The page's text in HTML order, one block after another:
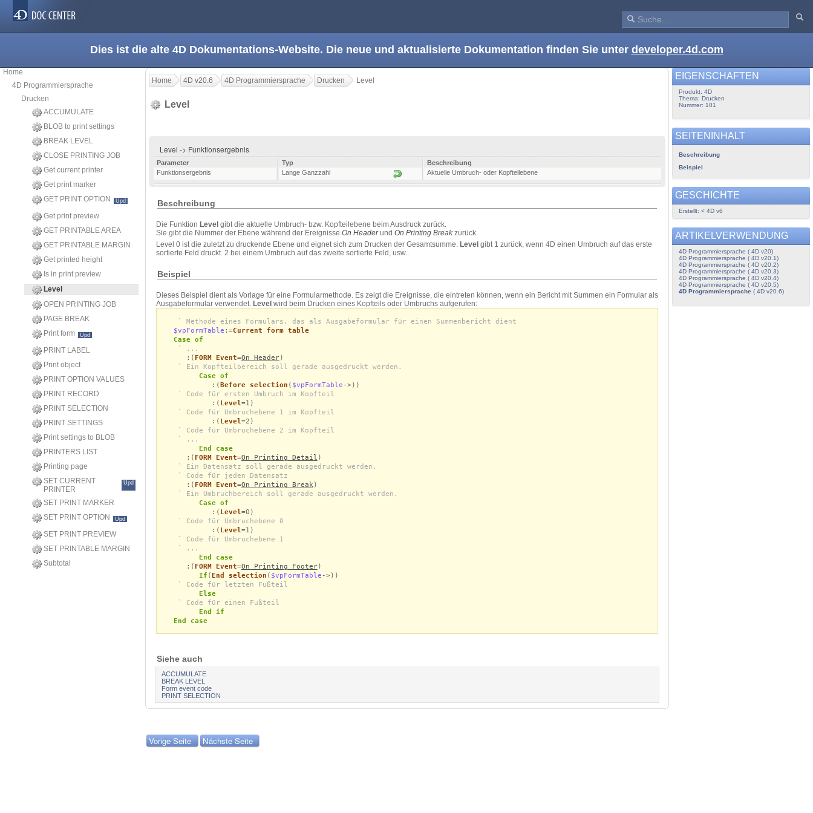
Dies ist die alte 4D Dokumentations-Website. Die neue und aktualisierte Dokumentation finden Sie unter developer.4d.com
Home
4D Programmiersprache
Drucken
ACCUMULATE
BLOB to print settings
BREAK LEVEL
CLOSE PRINTING JOB
Get current printer
Get print marker
GET PRINT OPTION
Upd
Get print preview
GET PRINTABLE AREA
GET PRINTABLE MARGIN
Get printed height
Is in print preview
Level
OPEN PRINTING JOB
PAGE BREAK
Print form
Upd
PRINT LABEL
Print object
PRINT OPTION VALUES
PRINT RECORD
PRINT SELECTION
PRINT SETTINGS
Print settings to BLOB
PRINTERS LIST
Printing page
SET CURRENT
PRINTER
Upd
SET PRINT MARKER
SET PRINT OPTION
Upd
SET PRINT PREVIEW
SET PRINTABLE MARGIN
Subtotal
Home 4D v20.6 4D Programmiersprache Drucken Level
Level
Level -> Funktionsergebnis
Parameter Typ
Beschreibung
Funktionsergebnis
Lange Ganzzahl Aktuelle Umbruch- oder Kopfteilebene
Beschreibung
Die Funktion Level gibt die aktuelle Umbruch- bzw. Kopfteilebene beim Ausdruck zurück.
Sie gibt die Nummer der Ebene während der Ereignisse On Headerund On Printing Break zurück.
Level 0 ist die zuletzt zu druckende Ebene und eignet sich zum Drucken der Gesamtsumme. Level gibt 1 zurück, wenn 4D einen Umbruch auf das erste
sortierte Feld druckt. 2 bei einem Umbruch auf das zweite sortierte Feld, usw..
Beispiel
Dieses Beispiel dient als Vorlage für eine Formularmethode. Es zeigt die Ereignisse, die eintreten können, wenn ein Bericht mit Summen ein Formular als
Ausgabeformular verwendet. Level wird beim Drucken eines Kopfteils oder Umbruchs aufgerufen:
` Methode eines Formulars, das als Ausgabeformular für einen Summenbericht dient
$vpFormTable :=Current form table
Case of
` ...
:( FORM Event=On Header)
` Ein Kopfteilbereich soll gerade ausgedruckt werden.
Case of
:(Before selection ( $vpFormTable ->))
` Code für ersten Umbruch im Kopfteil
:( Level =1)
` Code für Umbruchebene 1 im Kopfteil
:( Level =2)
` Code für Umbruchebene 2 im Kopfteil
` ...
End case
:( FORM Event=On Printing Detail )
` Ein Datensatz soll gerade ausgedruckt werden.
` Code für jeden Datensatz
:( FORM Event=On Printing Break )
` Ein Umbruchbereich soll gerade ausgedruckt werden.
Case of
:( Level =0)
` Code für Umbruchebene 0
:( Level =1)
` Code für Umbruchebene 1
` ...
End case
:( FORM Event=On Printing Footer)
If ( End selection ( $vpFormTable ->))
` Code für letzten Fußteil
Else
` Code für einen Fußteil
End if
End case
Siehe auch
ACCUMULATE
BREAK LEVEL
Form event code
PRINT SELECTION
Vorige Seite Nächste Seite
EIGENSCHAFTEN
Produkt: 4D
Thema: Drucken
Nummer: 101
SEITENINHALT
Beschreibung
Beispiel
GESCHICHTE
Erstellt: < 4D v6
ARTIKELVERWENDUNG
4D Programmiersprache ( 4D v20)
4D Programmiersprache ( 4D v20.1)
4D Programmiersprache ( 4D v20.2)
4D Programmiersprache ( 4D v20.3)
4D Programmiersprache ( 4D v20.4)
4D Programmiersprache ( 4D v20.5)
4D Programmiersprache( 4D v20.6)